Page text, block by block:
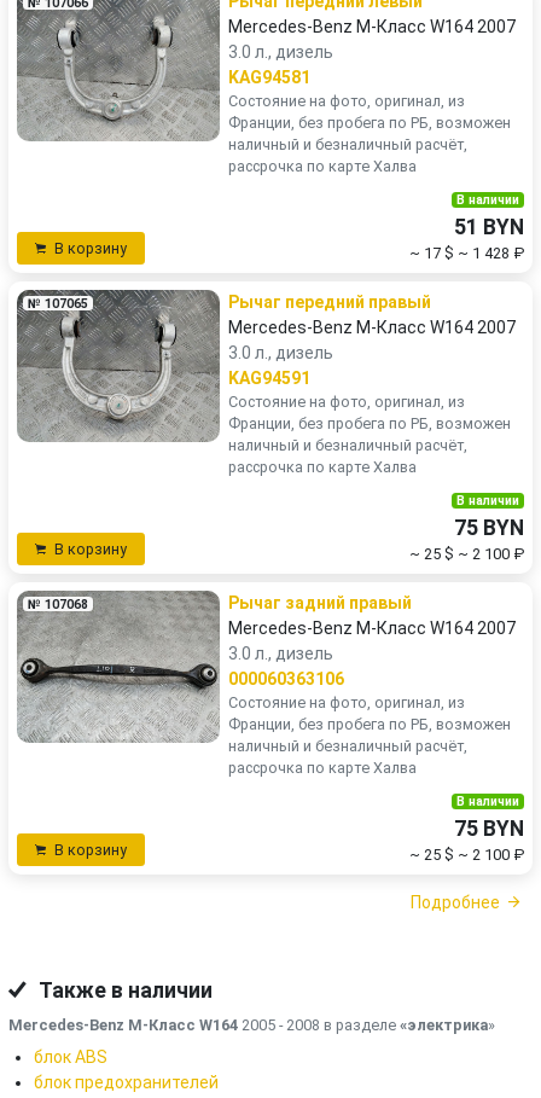
Mercedes-Benz M-Класс W164 2007
3.0 л., дизель
KAG94581
Состояние на фото, оригинал, из
Франции, без пробега по РБ, возможен
наличный и безналичный расчёт,
рассрочка по карте Халва
В корзину
В наличии
51 BYN
~ 17 $ ~ 1 428 ₽
№ 107065
Рычаг передний правый
Mercedes-Benz M-Класс W164 2007
3.0 л., дизель
KAG94591
Состояние на фото, оригинал, из
Франции, без пробега по РБ, возможен
наличный и безналичный расчёт,
рассрочка по карте Халва
В корзину
В наличии
75 BYN
~ 25 $ ~ 2 100 ₽
№ 107068
Рычаг задний правый
Mercedes-Benz M-Класс W164 2007
3.0 л., дизель
000060363106
Состояние на фото, оригинал, из
Франции, без пробега по РБ, возможен
наличный и безналичный расчёт,
рассрочка по карте Халва
В корзину
В наличии
75 BYN
~ 25 $ ~ 2 100 ₽
Подробнее
Также в наличии
Mercedes-Benz M-Класс W164 2005 - 2008 в разделе «электрика»
блок ABS
блок предохранителей